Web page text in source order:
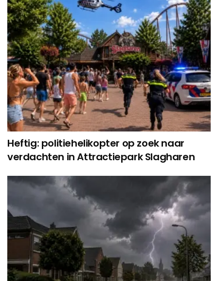
Heftig: politiehelikopter op zoek naar
verdachten in Attractiepark Slagharen